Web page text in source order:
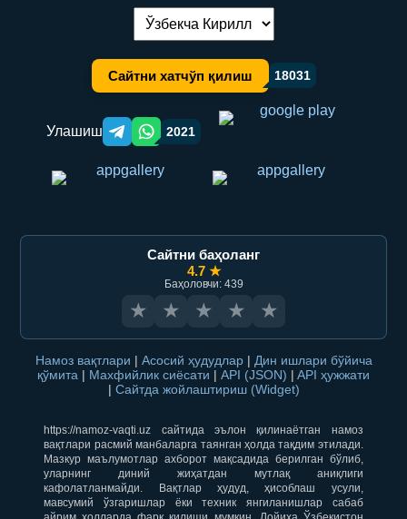
Тилни алмаштириш:
Сайтни хатчўп қилиш 18031
Улашиш Telegram orqali ulashish
WhatsApp orqali ulashish
2021
Сайтни баҳоланг
4.7 ★
Баҳоловчи: 439
★ ★ ★ ★ ★
Намоз вақтлари | Асосий ҳудудлар | Дин ишлари бўйича
қўмита | Махфийлик сиёсати | API (JSON) | API ҳужжати
| Сайтда жойлаштириш (Widget)
https://namoz-vaqti.uz сайтида эълон қилинаётган намоз
вақтлари расмий манбаларга таянган ҳолда тақдим этилади.
Мазкур маълумотлар ахборот мақсадида берилган бўлиб,
уларнинг диний жиҳатдан мутлақ аниқлиги
кафолатланмайди. Вақтлар ҳудуд, ҳисоблаш усули,
мавсумий ўзгаришлар ёки техник янгиланишлар сабаб